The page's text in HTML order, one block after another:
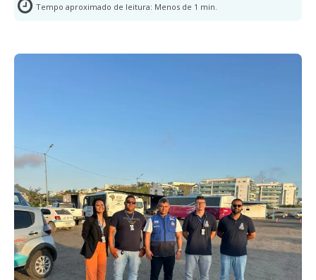
Tempo aproximado de leitura: Menos de 1 min.